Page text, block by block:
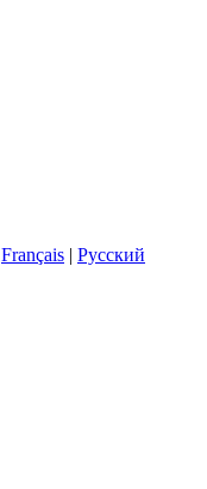
Français | Русский